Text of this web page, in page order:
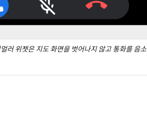
러 위젯은 지도 화면을 벗어나지 않고 통화를 음